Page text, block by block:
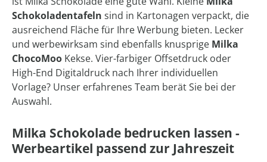
Schokoladentafeln sind in Kartonagen verpackt, die
ausreichend Fläche für Ihre Werbung bieten. Lecker
und werbewirksam sind ebenfalls knusprige Milka
ChocoMoo Kekse. Vier-farbiger Offsetdruck oder
High-End Digitaldruck nach Ihrer individuellen
Vorlage? Unser erfahrenes Team berät Sie bei der
Auswahl.
Milka Schokolade bedrucken lassen -
Werbeartikel passend zur Jahreszeit